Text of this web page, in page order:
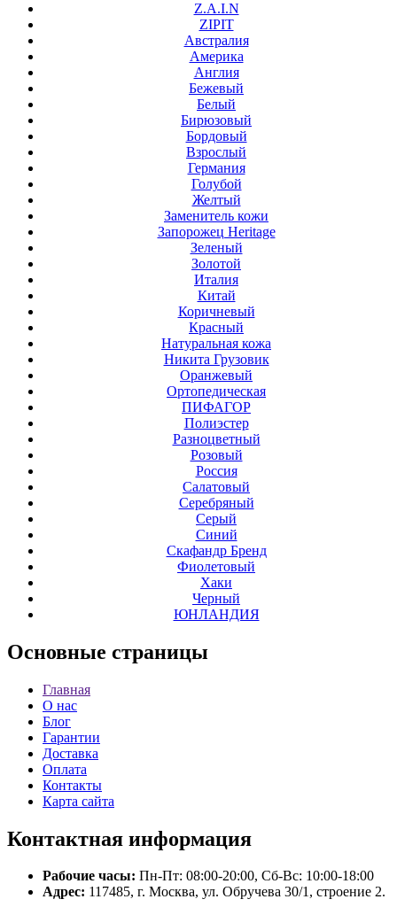
Z.A.I.N
ZIPIT
Австралия
Америка
Англия
Бежевый
Белый
Бирюзовый
Бордовый
Взрослый
Германия
Голубой
Желтый
Заменитель кожи
Запорожец Heritage
Зеленый
Золотой
Италия
Китай
Коричневый
Красный
Натуральная кожа
Никита Грузовик
Оранжевый
Ортопедическая
ПИФАГОР
Полиэстер
Разноцветный
Розовый
Россия
Салатовый
Серебряный
Серый
Синий
Скафандр Бренд
Фиолетовый
Хаки
Черный
ЮНЛАНДИЯ
Основные страницы
Главная
О нас
Блог
Гарантии
Доставка
Оплата
Контакты
Карта сайта
Контактная информация
Рабочие часы: Пн-Пт: 08:00-20:00, Сб-Вс: 10:00-18:00
Адрес: 117485, г. Москва, ул. Обручева 30/1, строение 2.